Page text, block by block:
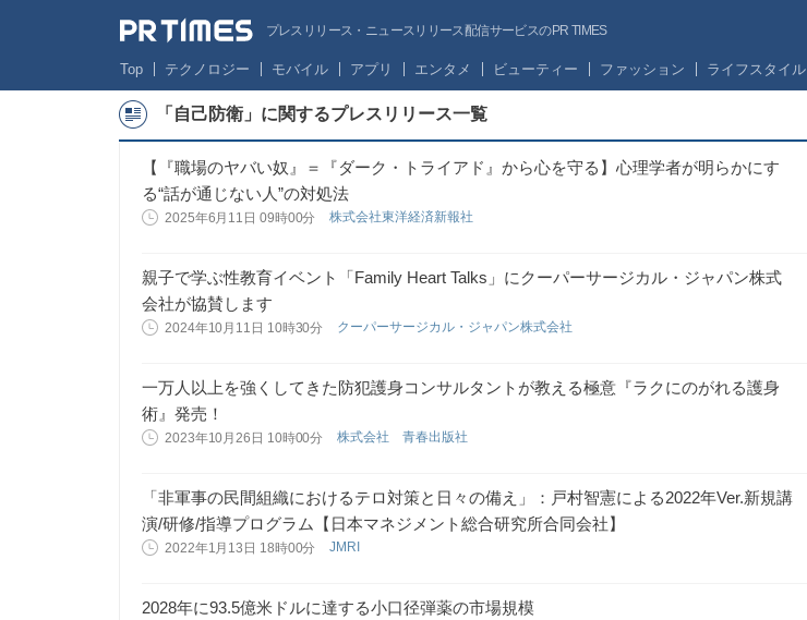
プレスリリース・ニュースリリース配信サービスのPR TIMES
Top テクノロジー モバイル アプリ エンタメ ビューティー ファッション ライフスタイル
「自己防衛」に関するプレスリリース一覧
【『職場のヤバい奴』＝『ダーク・トライアド』から心を守る】心理学者が明らかにす
る“話が通じない人”の対処法
2025年6月11日 09時00分 株式会社東洋経済新報社
親子で学ぶ性教育イベント「Family Heart Talks」にクーパーサージカル・ジャパン株式
会社が協賛します
2024年10月11日 10時30分 クーパーサージカル・ジャパン株式会社
一万人以上を強くしてきた防犯護身コンサルタントが教える極意『ラクにのがれる護身
術』発売！
2023年10月26日 10時00分 株式会社 青春出版社
「非軍事の民間組織におけるテロ対策と日々の備え」：戸村智憲による2022年Ver.新規講
演/研修/指導プログラム【日本マネジメント総合研究所合同会社】
2022年1月13日 18時00分 JMRI
2028年に93.5億米ドルに達する小口径弾薬の市場規模